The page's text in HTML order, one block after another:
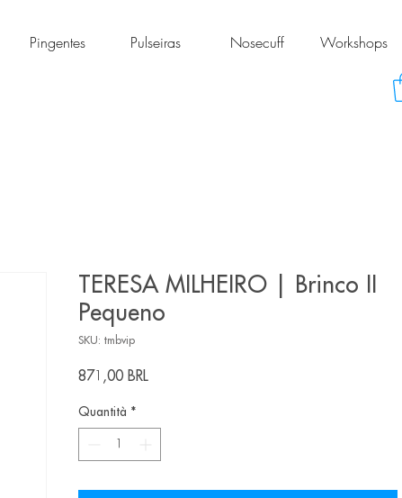
Pingentes Pulseiras Nosecuff Workshops
TERESA MILHEIRO | Brinco II
Pequeno
SKU: tmbvip
871,00 BRLPrezzo
Quantità *